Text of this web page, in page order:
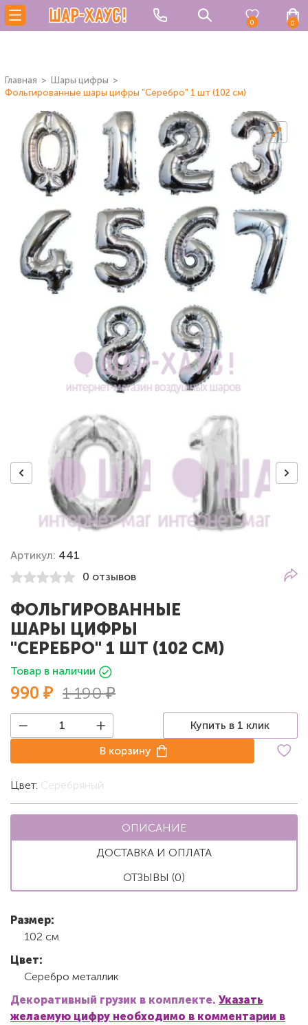
0 0
Главная
Шары цифры
Фольгированные шары цифры "Серебро" 1 шт (102 см)
Артикул: 441
0 отзывов
ФОЛЬГИРОВАННЫЕ
ШАРЫ ЦИФРЫ
"СЕРЕБРО" 1 ШТ (102 СМ)
Товар в наличии
990 ₽ 1 190 ₽
Купить в 1 клик
В корзину
Цвет: Серебряный
ОПИСАНИЕ
ДОСТАВКА И ОПЛАТА
ОТЗЫВЫ (0)
Размер:
102 см
Цвет:
Серебро металлик
Декоративный грузик в комплекте. Указать
желаемую цифру необходимо в комментарии в